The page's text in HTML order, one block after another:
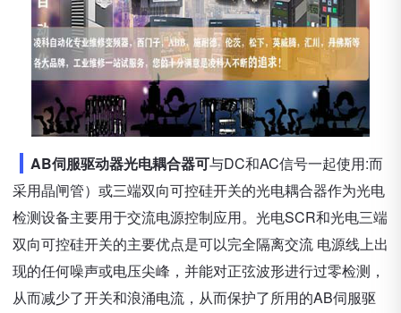
AB伺服驱动器光电耦合器可与DC和AC信号一起使用:而
采用晶闸管）或三端双向可控硅开关的光电耦合器作为光电
检测设备主要用于交流电源控制应用。光电SCR和光电三端
双向可控硅开关的主要优点是可以完全隔离交流 电源线上出
现的任何噪声或电压尖峰，并能对正弦波形进行过零检测，
从而减少了开关和浪涌电流，从而保护了所用的AB伺服驱